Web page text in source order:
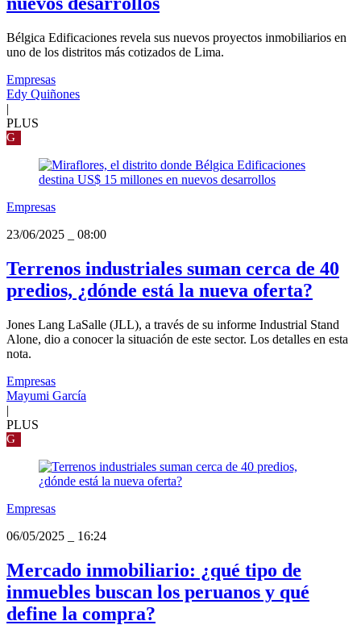
Bélgica Edificaciones revela sus nuevos proyectos inmobiliarios en
uno de los distritos más cotizados de Lima.
Empresas
Edy Quiñones
|
PLUS
G
Empresas
23/06/2025
08:00
Terrenos industriales suman cerca de 40
predios, ¿dónde está la nueva oferta?
Jones Lang LaSalle (JLL), a través de su informe Industrial Stand
Alone, dio a conocer la situación de este sector. Los detalles en esta
nota.
Empresas
Mayumi García
|
PLUS
G
Empresas
06/05/2025
16:24
Mercado inmobiliario: ¿qué tipo de
inmuebles buscan los peruanos y qué
define la compra?